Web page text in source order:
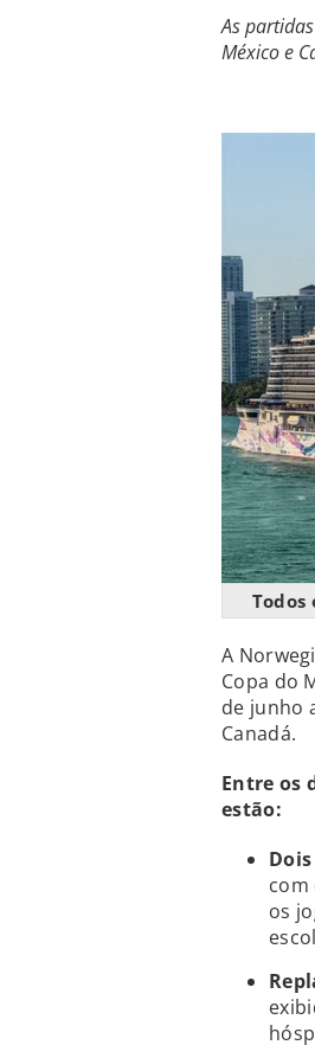
As
México e
A
Copa do
de junho
Canadá.
Entre os
estão:
com
os